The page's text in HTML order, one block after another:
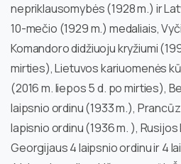
nepriklausomybės (1928 m.) ir
10-mečio (1929 m.) medaliais,
Komandoro didžiuoju kryžiumi
mirties), Lietuvos kariuomenės
(2016 m. liepos 5 d. po mirties),
laipsnio ordinu (1933 m.),
lapisnio ordinu (1936 m. ),
Georgijaus 4 laipsnio ordinu ir 4